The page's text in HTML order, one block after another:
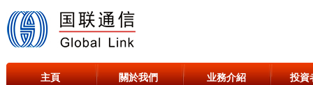
主頁 關於我們 业務介紹 投資